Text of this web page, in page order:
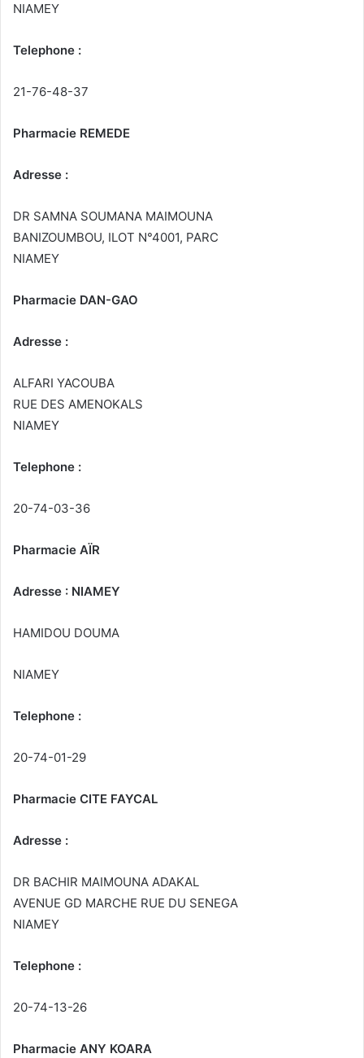
NIAMEY
Telephone :
21-76-48-37
Pharmacie REMEDE
Adresse :
DR SAMNA SOUMANA MAIMOUNA
BANIZOUMBOU, ILOT N°4001, PARC
NIAMEY
Pharmacie DAN-GAO
Adresse :
ALFARI YACOUBA
RUE DES AMENOKALS
NIAMEY
Telephone :
20-74-03-36
Pharmacie AÏR
Adresse : NIAMEY
HAMIDOU DOUMA
NIAMEY
Telephone :
20-74-01-29
Pharmacie CITE FAYCAL
Adresse :
DR BACHIR MAIMOUNA ADAKAL
AVENUE GD MARCHE RUE DU SENEGA
NIAMEY
Telephone :
20-74-13-26
Pharmacie ANY KOARA